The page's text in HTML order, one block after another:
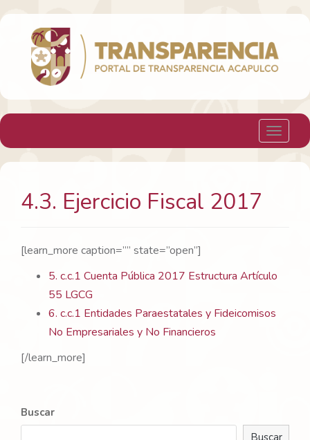
H. Ayuntamiento Constitucional de Acapulco
Toggle
4.3. Ejercicio Fiscal 2017
[learn_more caption=”” state=”open”]
5. c.c.1 Cuenta Pública 2017 Estructura Artículo
55 LGCG
6. c.c.1 Entidades Paraestatales y Fideicomisos
No Empresariales y No Financieros
[/learn_more]
Buscar